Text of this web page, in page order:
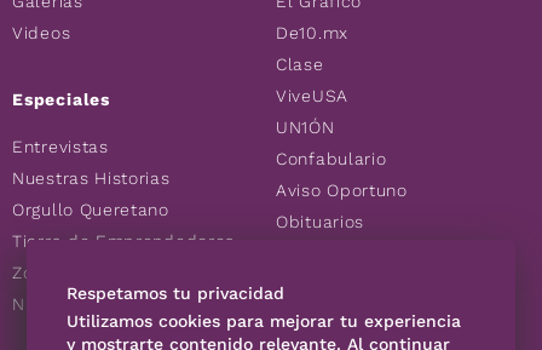
Videos
Especiales
Entrevistas
Nuestras Historias
Orgullo Queretano
Tierra de Emprendedores
Zoociales
Nuevos Queretanos
De10.mx
Clase
ViveUSA
UN1ÓN
Confabulario
Aviso Oportuno
Obituarios
Consultas
Respetamos tu privacidad
Utilizamos cookies para mejorar tu experiencia
y mostrarte contenido relevante. Al continuar